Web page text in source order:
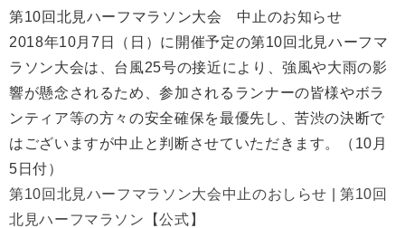
第10回北見ハーフマラソン大会 中止のお知らせ
2018年10月7日（日）に開催予定の第10回北見ハーフマ
ラソン大会は、台風25号の接近により、強風や大雨の影
響が懸念されるため、参加されるランナーの皆様やボラ
ンティア等の方々の安全確保を最優先し、苦渋の決断で
はございますが中止と判断させていただきます。（10月
5日付）
第10回北見ハーフマラソン大会中止のおしらせ | 第10回
北見ハーフマラソン【公式】